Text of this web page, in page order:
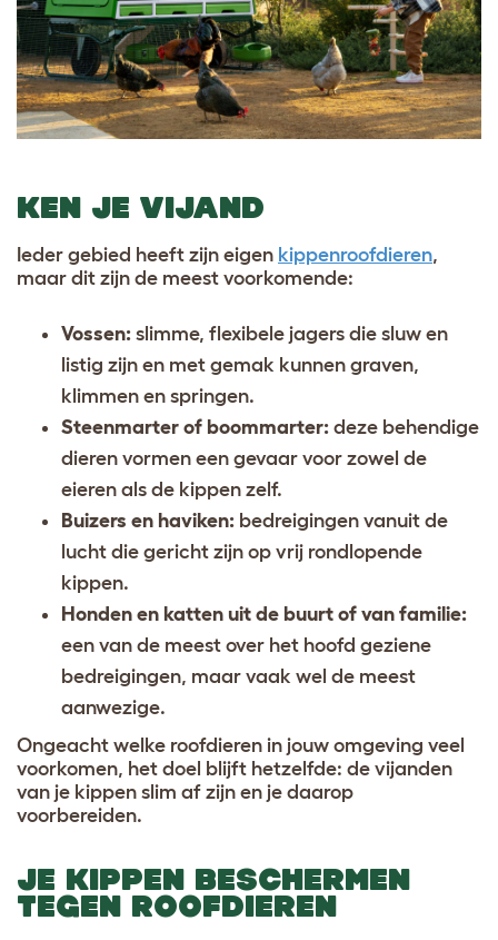
KEN JE VIJAND
Ieder gebied heeft zijn eigen kippenroofdieren,
maar dit zijn de meest voorkomende:
Vossen: slimme, flexibele jagers die sluw en
listig zijn en met gemak kunnen graven,
klimmen en springen.
Steenmarter of boommarter: deze behendige
dieren vormen een gevaar voor zowel de
eieren als de kippen zelf.
Buizers en haviken: bedreigingen vanuit de
lucht die gericht zijn op vrij rondlopende
kippen.
Honden en katten uit de buurt of van familie:
een van de meest over het hoofd geziene
bedreigingen, maar vaak wel de meest
aanwezige.
Ongeacht welke roofdieren in jouw omgeving veel
voorkomen, het doel blijft hetzelfde: de vijanden
van je kippen slim af zijn en je daarop
voorbereiden.
JE KIPPEN BESCHERMEN
TEGEN ROOFDIEREN